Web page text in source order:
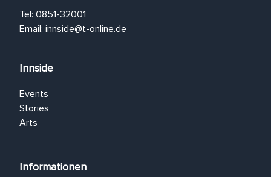
Tel: 0851-32001
Email: innside@t-online.de
Innside
Events
Stories
Arts
Informationen